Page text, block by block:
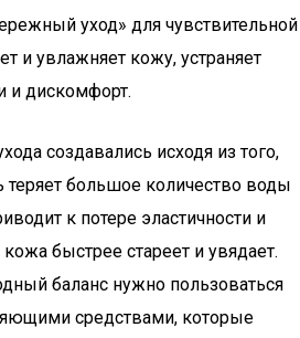
уход» для чувствительной
и увлажняет кожу, устраняет
и дискомфорт.
создавались исходя из того,
теряет большое количество воды
к потере эластичности и
быстрее стареет и увядает.
баланс нужно пользоваться
средствами, которые